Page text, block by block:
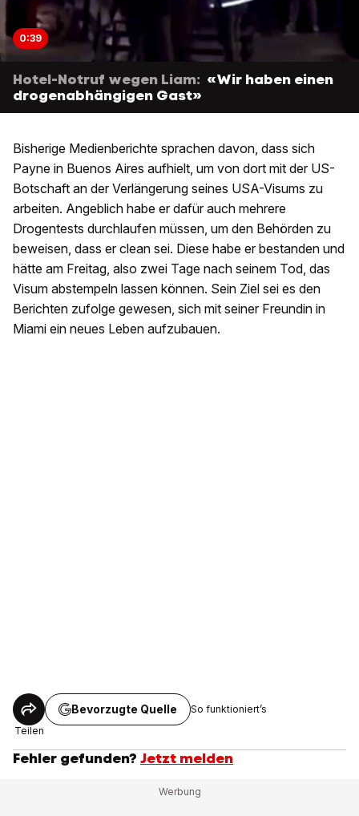
0:39
Hotel-Notruf wegen Liam: «Wir haben einen
drogenabhängigen Gast»
Bisherige Medienberichte sprachen davon, dass sich
Payne in Buenos Aires aufhielt, um von dort mit der US-
Botschaft an der Verlängerung seines USA-Visums zu
arbeiten. Angeblich habe er dafür auch mehrere
Drogentests durchlaufen müssen, um den Behörden zu
beweisen, dass er clean sei. Diese habe er bestanden und
hätte am Freitag, also zwei Tage nach seinem Tod, das
Visum abstempeln lassen können. Sein Ziel sei es den
Berichten zufolge gewesen, sich mit seiner Freundin in
Miami ein neues Leben aufzubauen.
Teilen
Bevorzugte Quelle So funktioniert’s
Fehler gefunden? Jetzt melden